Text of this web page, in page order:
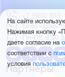
Партнёры
+7 (960) 953-
Пн-Пт: 9:00
На сайте
Нажимая кнопку
даете согласие на
соответствии с
условия